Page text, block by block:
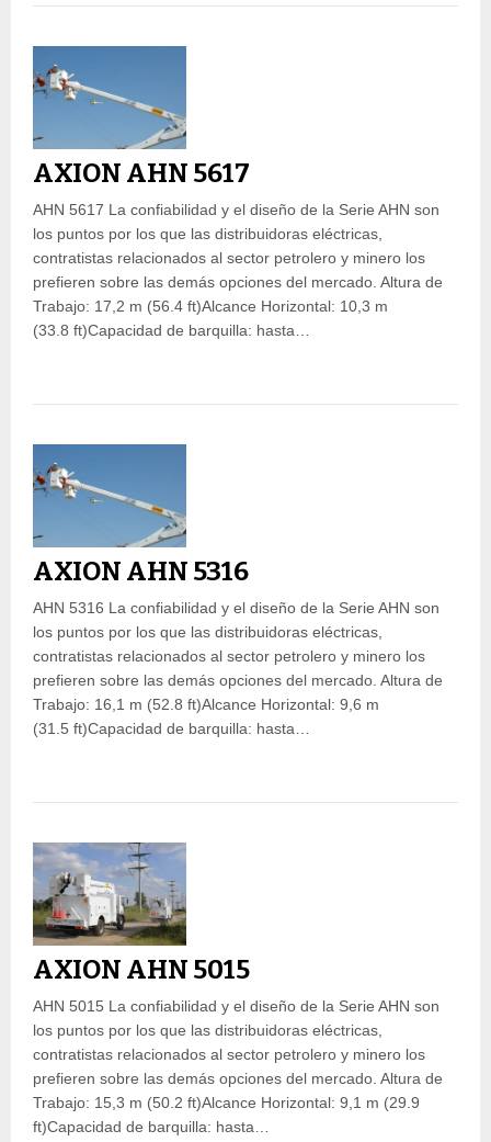
AXION AHN 5617
AHN 5617 La confiabilidad y el diseño de la Serie AHN son
los puntos por los que las distribuidoras eléctricas,
contratistas relacionados al sector petrolero y minero los
prefieren sobre las demás opciones del mercado. Altura de
Trabajo: 17,2 m (56.4 ft)Alcance Horizontal: 10,3 m
(33.8 ft)Capacidad de barquilla: hasta…
AXION AHN 5316
AHN 5316 La confiabilidad y el diseño de la Serie AHN son
los puntos por los que las distribuidoras eléctricas,
contratistas relacionados al sector petrolero y minero los
prefieren sobre las demás opciones del mercado. Altura de
Trabajo: 16,1 m (52.8 ft)Alcance Horizontal: 9,6 m
(31.5 ft)Capacidad de barquilla: hasta…
AXION AHN 5015
AHN 5015 La confiabilidad y el diseño de la Serie AHN son
los puntos por los que las distribuidoras eléctricas,
contratistas relacionados al sector petrolero y minero los
prefieren sobre las demás opciones del mercado. Altura de
Trabajo: 15,3 m (50.2 ft)Alcance Horizontal: 9,1 m (29.9
ft)Capacidad de barquilla: hasta…